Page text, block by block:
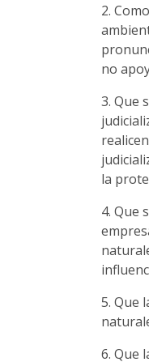
2.
no
3. Que
la
4. Que
5. Que
6. Que